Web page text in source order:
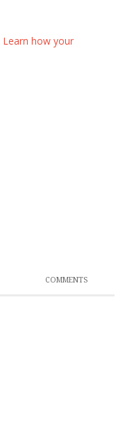
Learn how your
COMMENTS